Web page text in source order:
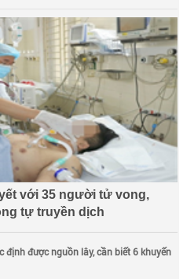
với 35 người tử vong,
tự truyền dịch
định được nguồn lây, cần biết 6 khuyến